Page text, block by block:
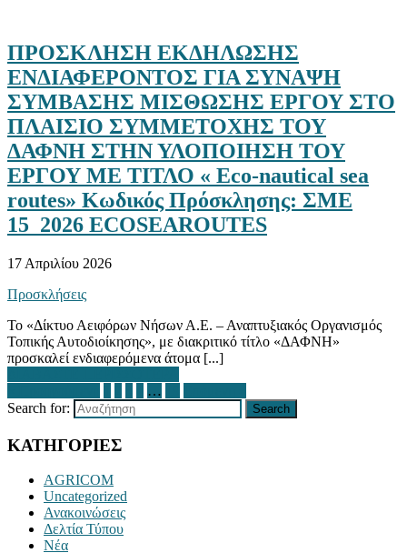
ΠΡΟΣΚΛΗΣΗ ΕΚΔΗΛΩΣΗΣ
ΕΝΔΙΑΦΕΡΟΝΤΟΣ ΓΙΑ ΣΥΝΑΨΗ
ΣΥΜΒΑΣΗΣ ΜΙΣΘΩΣΗΣ ΕΡΓΟΥ ΣΤΟ
ΠΛΑΙΣΙΟ ΣΥΜΜΕΤΟΧΗΣ ΤΟΥ
ΔΑΦΝΗ ΣΤΗΝ ΥΛΟΠΟΙΗΣΗ ΤΟΥ
ΕΡΓΟΥ ΜΕ ΤΙΤΛΟ « Eco-nautical sea
routes» Κωδικός Πρόσκλησης: ΣΜΕ
15_2026 ECOSEAROUTES
17 Απριλίου 2026
Προσκλήσεις
Το «Δίκτυο Αειφόρων Νήσων Α.Ε. – Αναπτυξιακός Οργανισμός
Τοπικής Αυτοδιοίκησης», με διακριτικό τίτλο «ΔΑΦΝΗ»
προσκαλεί ενδιαφερόμενα άτομα [...]
…
Search for:
Search
ΚΑΤΗΓΟΡΙΕΣ
AGRICOM
Uncategorized
Ανακοινώσεις
Δελτία Τύπου
Νέα